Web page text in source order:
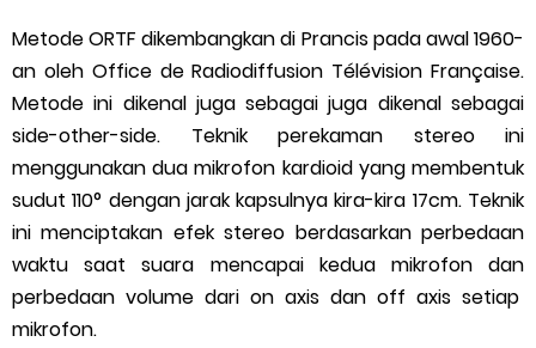
Metode ORTF dikembangkan di Prancis pada awal 1960-
an oleh Office de Radiodiffusion Télévision Française.
Metode ini dikenal juga sebagai juga dikenal sebagai
side-other-side. Teknik perekaman stereo ini
menggunakan dua mikrofon kardioid yang membentuk
sudut 110° dengan jarak kapsulnya kira-kira 17cm. Teknik
ini menciptakan efek stereo berdasarkan perbedaan
waktu saat suara mencapai kedua mikrofon dan
perbedaan volume dari on axis dan off axis setiap
mikrofon.